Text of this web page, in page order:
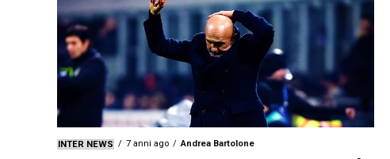
INTER NEWS 7 anni ago Andrea Bartolone